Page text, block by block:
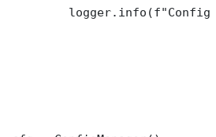
logger.info(f"Config